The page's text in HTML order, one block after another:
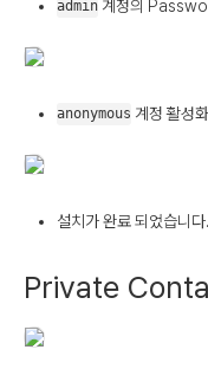
admin 계정의
anonymous 계정 활성
설치가 완료 되었습니다.
Private